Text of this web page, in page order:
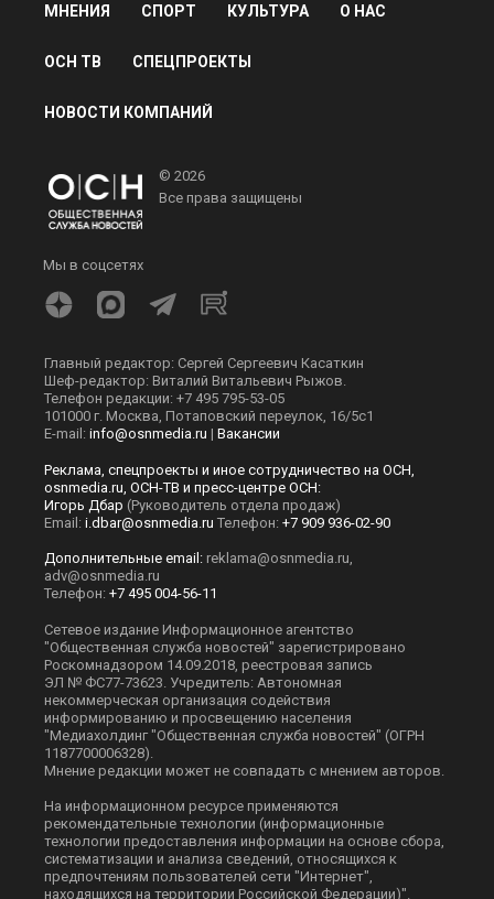
МНЕНИЯ СПОРТ КУЛЬТУРА О НАС
ОСН ТВ СПЕЦПРОЕКТЫ
НОВОСТИ КОМПАНИЙ
© 2026
Все права защищены
Мы в соцсетях
Главный редактор: Сергей Сергеевич Касаткин
Шеф-редактор: Виталий Витальевич Рыжов.
Телефон редакции: +7 495 795-53-05
101000 г. Москва, Потаповский переулок, 16/5с1
E-mail: info@osnmedia.ru | Вакансии
Реклама, спецпроекты и иное сотрудничество на ОСН,
osnmedia.ru, ОСН-ТВ и пресс-центре ОСН:
Игорь Дбар (Руководитель отдела продаж)
Email: i.dbar@osnmedia.ru Телефон: +7 909 936-02-90
Дополнительные email: reklama@osnmedia.ru
adv@osnmedia.ru
Телефон: +7 495 004-56-11
Сетевое издание Информационное агентство
"Общественная служба новостей" зарегистрировано
Роскомнадзором 14.09.2018, реестровая запись
ЭЛ № ФС77-73623. Учредитель: Автономная
некоммерческая организация содействия
информированию и просвещению населения
"Медиахолдинг "Общественная служба новостей" (ОГРН
1187700006328).
Мнение редакции может не совпадать с мнением авторов.
На информационном ресурсе применяются
рекомендательные технологии (информационные
технологии предоставления информации на основе сбора,
систематизации и анализа сведений, относящихся к
предпочтениям пользователей сети "Интернет",
находящихся на территории Российской Федерации)".